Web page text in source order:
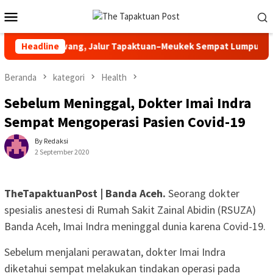
ke
kontenMobile
Headline
di Sawang, Jalur Tapaktuan–Meukek Sempat Lumpuh
Beranda kategori Health
Sebelum Meninggal, Dokter Imai Indra
Sempat Mengoperasi Pasien Covid-19
By Redaksi
2 September 2020
TheTapaktuanPost | Banda Aceh. Seorang dokter
spesialis anestesi di Rumah Sakit Zainal Abidin (RSUZA)
Banda Aceh, Imai Indra meninggal dunia karena Covid-19.
Sebelum menjalani perawatan, dokter Imai Indra
diketahui sempat melakukan tindakan operasi pada